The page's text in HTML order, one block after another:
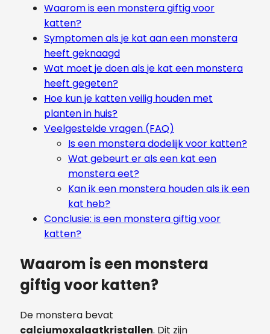
Waarom is een monstera giftig voor
katten?
Symptomen als je kat aan een monstera
heeft geknaagd
Wat moet je doen als je kat een monstera
heeft gegeten?
Hoe kun je katten veilig houden met
planten in huis?
Veelgestelde vragen (FAQ)
Is een monstera dodelijk voor katten?
Wat gebeurt er als een kat een
monstera eet?
Kan ik een monstera houden als ik een
kat heb?
Conclusie: is een monstera giftig voor
katten?
Waarom is een monstera
giftig voor katten?
De monstera bevat
calciumoxalaatkristallen. Dit zijn